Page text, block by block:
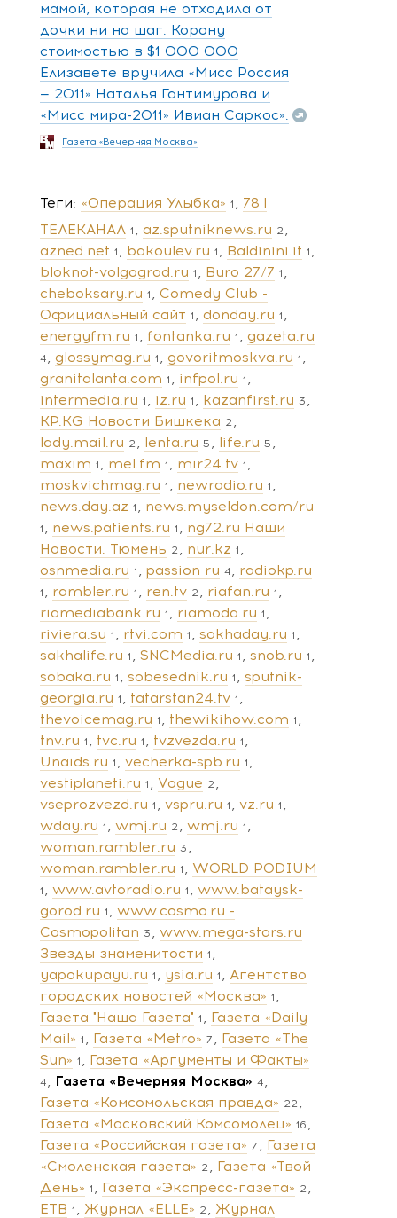
мамой, которая не отходила от
дочки ни на шаг. Корону
стоимостью в $1 000 000
Елизавете вручила «Мисс Россия
— 2011» Наталья Гантимурова и
«Мисс мира-2011» Ивиан Саркос».
Газета «Вечерняя Москва»
Теги «Операция Улыбка» 1
78 |
ТЕЛЕКАНАЛ 1 az.sputniknews.ru 2
azned.net 1 bakoulev.ru 1 Baldinini.it 1
bloknot-volgograd.ru 1 Buro 27/7 1
cheboksary.ru 1
Comedy Club -
Официальный сайт 1 donday.ru 1
energyfm.ru 1 fontanka.ru 1 gazeta.ru
4 glossymag.ru 1 govoritmoskva.ru 1
granitalanta.com 1 infpol.ru 1
intermedia.ru 1 iz.ru 1 kazanfirst.ru 3
KP.KG Новости Бишкека 2
lady.mail.ru 2 lenta.ru 5 life.ru 5
maxim 1 mel.fm 1 mir24.tv 1
moskvichmag.ru 1 newradio.ru 1
news.day.az 1 news.myseldon.com/ru
1 news.patients.ru 1
ng72.ru Наши
Новости. Тюмень 2 nur.kz 1
osnmedia.ru 1 passion ru 4 radiokp.ru
1 rambler.ru 1 ren.tv 2 riafan.ru 1
riamediabank.ru 1 riamoda.ru 1
riviera.su 1 rtvi.com 1 sakhaday.ru 1
sakhalife.ru 1 SNCMedia.ru 1 snob.ru 1
sobaka.ru 1 sobesednik.ru 1
sputnik-
georgia.ru 1 tatarstan24.tv 1
thevoicemag.ru 1 thewikihow.com 1
tnv.ru 1 tvc.ru 1 tvzvezda.ru 1
Unaids.ru 1 vecherka-spb.ru 1
vestiplaneti.ru 1 Vogue 2
vseprozvezd.ru 1 vspru.ru 1 vz.ru 1
wday.ru 1 wmj.ru 2 wmj.ru 1
woman.rambler.ru 3
woman.rambler.ru 1 WORLD PODIUM
1 www.avtoradio.ru 1
www.bataysk-
gorod.ru 1
www.cosmo.ru -
Cosmopolitan 3
www.mega-stars.ru
Звезды знаменитости 1
yapokupayu.ru 1 ysia.ru 1
Агентство
городских новостей «Москва» 1
Газета "Наша Газета" 1
Газета «Daily
Mail» 1 Газета «Metro» 7
Газета «The
Sun» 1 Газета «Аргументы и Факты»
4 Газета «Вечерняя Москва» 4
Газета «Комсомольская правда» 22
Газета «Московский Комсомолец» 16
Газета «Российская газета» 7
Газета
«Смоленская газета» 2
Газета «Твой
День» 1 Газета «Экспресс-газета» 2
ЕТВ 1 Журнал «ELLE» 2
Журнал